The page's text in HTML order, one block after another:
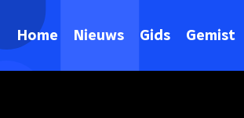
Home Nieuws Gids Gemist